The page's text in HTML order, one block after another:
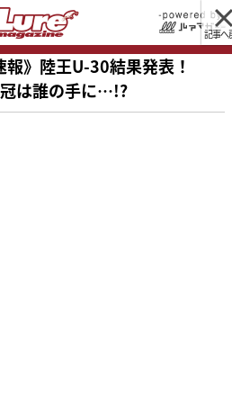
記事へ
》陸王U-30結果発表！
は誰の手に…!?